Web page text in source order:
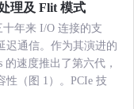
理及 Flit 模式
年来 I/O 连接的支
迟通信。作为其演进的
的速度推出了第六代，
性（图 1）。PCIe 技